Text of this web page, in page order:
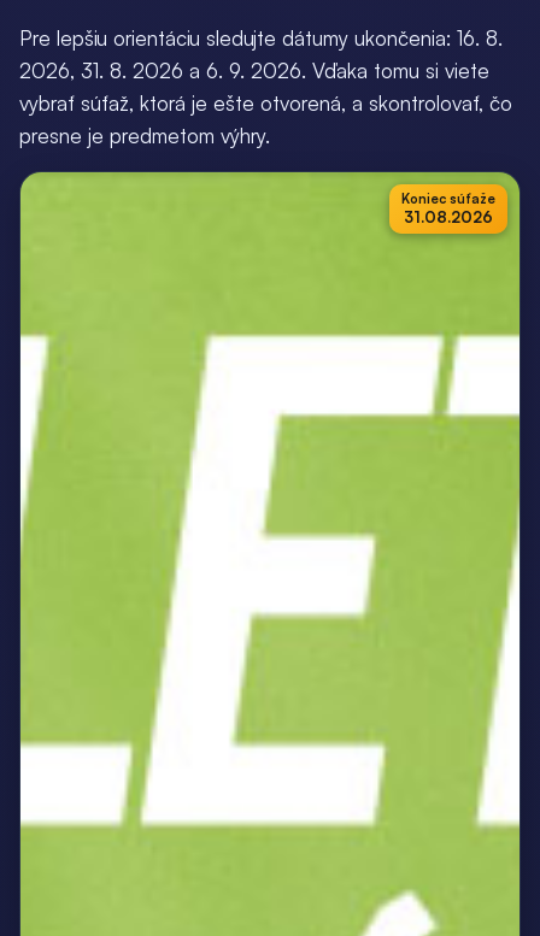
Pre lepšiu orientáciu sledujte dátumy ukončenia: 16. 8.
2026, 31. 8. 2026 a 6. 9. 2026. Vďaka tomu si viete
vybrať súťaž, ktorá je ešte otvorená, a skontrolovať, čo
presne je predmetom výhry.
Koniec súťaže
31.08.2026